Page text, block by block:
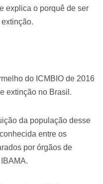
explica o porquê de ser
do ICMBIO de 2016
extinção no Brasil.
da população desse
entre os
por órgãos de